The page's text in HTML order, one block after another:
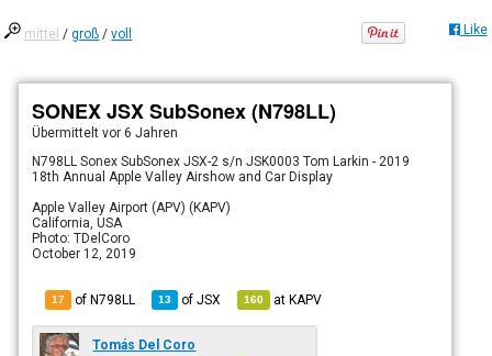
mittel /groß /voll Like
SONEX JSX SubSonex (N798LL)
Übermitteltvor 6 Jahren
N798LL Sonex SubSonex JSX-2 s/n JSK0003 Tom Larkin - 2019
18th Annual Apple Valley Airshow and Car Display
Apple Valley Airport (APV) (KAPV)
California, USA
Photo: TDelCoro
October 12, 2019
17 of N798LL 13 ofJSX 160 atKAPV
Tomás Del Coro